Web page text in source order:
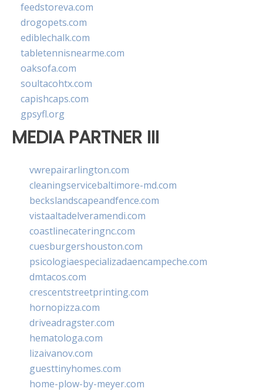
feedstoreva.com
drogopets.com
ediblechalk.com
tabletennisnearme.com
oaksofa.com
soultacohtx.com
capishcaps.com
gpsyfl.org
MEDIA PARTNER III
vwrepairarlington.com
cleaningservicebaltimore-md.com
beckslandscapeandfence.com
vistaaltadelveramendi.com
coastlinecateringnc.com
cuesburgershouston.com
psicologiaespecializadaencampeche.com
dmtacos.com
crescentstreetprinting.com
hornopizza.com
driveadragster.com
hematologa.com
lizaivanov.com
guesttinyhomes.com
home-plow-by-meyer.com